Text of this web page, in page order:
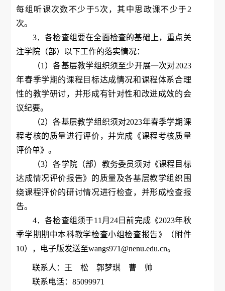
每组听课次数不少于5次，其中思政课不少于2
次。
3．各检查组要在全面检查的基础上，重点关
注学院（部）以下工作的落实情况：
（1）各基层教学组织须至少开展一次对2023
年春季学期的课程目标达成情况和课程体系合理
性的教学研讨，并形成有针对性和改进成效的会
议纪要。
（2）各基层教学组织须对2023年春季学期课
程考核的质量进行评价，并完成《课程考核质量
评价单》。
（3）各学院（部）教务委员须对《课程目标
达成情况评价报告》的质量及各基层教学组织围
绕课程评价的研讨情况进行检查，并形成检查报
告。
4．各检查组须于11月24日前完成《2023年秋
季学期期中本科教学检查小组检查报告》（附件
10），电子版发送至wangs971@nenu.edu.cn。
联系人：王 松 郭梦琪 曹 帅
联系电话：85099971